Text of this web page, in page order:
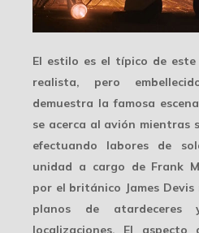
El estilo es el típico de
realista, pero
demuestra la famosa
se acerca al avión mientras
efectuando labores de
unidad a cargo de Frank
por el británico James
planos de